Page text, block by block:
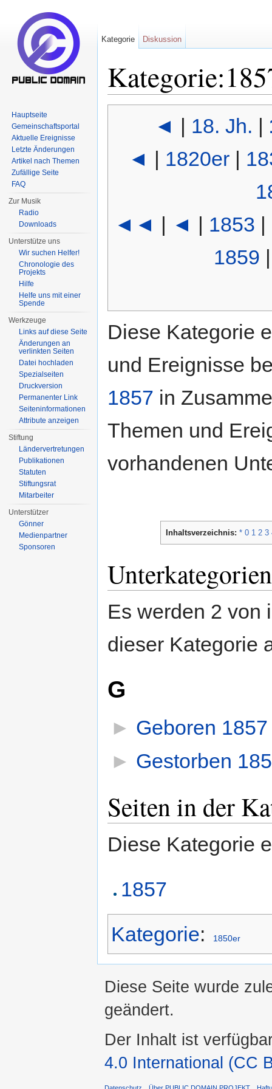
◄ 18. Jh.
◄
1820er
◄◄
◄ 1853
1859
Diese Kategorie
und Ereignisse
1857 in
Themen und
vorhandenen
Inhaltsverzeichnis: * 0 1 2 3
Unterkategorien
Es werden 2 von
dieser Kategorie
G
► Geboren 1857
► Gestorben
Seiten in der
Diese Kategorie
1857
Kategorie: 1850er
Kategorie Diskussion
Hauptseite
Gemeinschaftsportal
Aktuelle Ereignisse
Letzte Änderungen
Artikel nach Themen
Zufällige Seite
FAQ
Zur Musik
Radio
Downloads
Unterstütze uns
Wir suchen Helfer!
Chronologie des
Projekts
Hilfe
Helfe uns mit einer
Spende
Werkzeuge
Links auf diese Seite
Änderungen an
verlinkten Seiten
Datei hochladen
Spezialseiten
Druckversion
Permanenter Link
Seiten­informationen
Attribute anzeigen
Stiftung
Ländervertretungen
Publikationen
Statuten
Stiftungsrat
Mitarbeiter
Unterstützer
Gönner
Medienpartner
Sponsoren
Diese Seite wurde
geändert.
Der Inhalt ist
4.0 International (CC